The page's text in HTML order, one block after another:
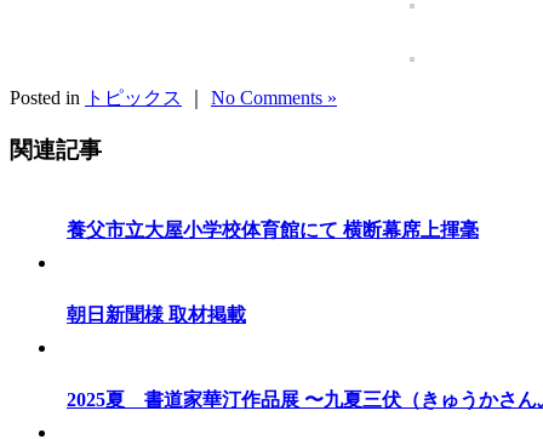
Posted in トピックス No Comments »
関連記事
養父市立大屋小学校体育館にて 横断幕席上揮毫
朝日新聞様 取材掲載
2025夏 書道家華汀作品展 〜九夏三伏（きゅうかさん